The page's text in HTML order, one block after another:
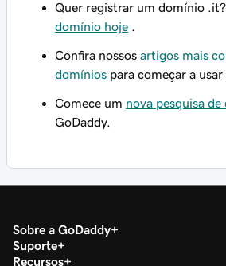
Quer registrar um domínio .it?
domínio hoje
Confira nossos artigos mais
domínios para começar a
Comece um nova pesquisa
GoDaddy.
Sobre a GoDaddy
Suporte
Recursos